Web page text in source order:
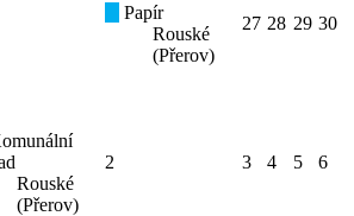
Papír
Rouské
(Přerov)
27 28 29 30
Rouské
(Přerov)
2 3 4 5 6